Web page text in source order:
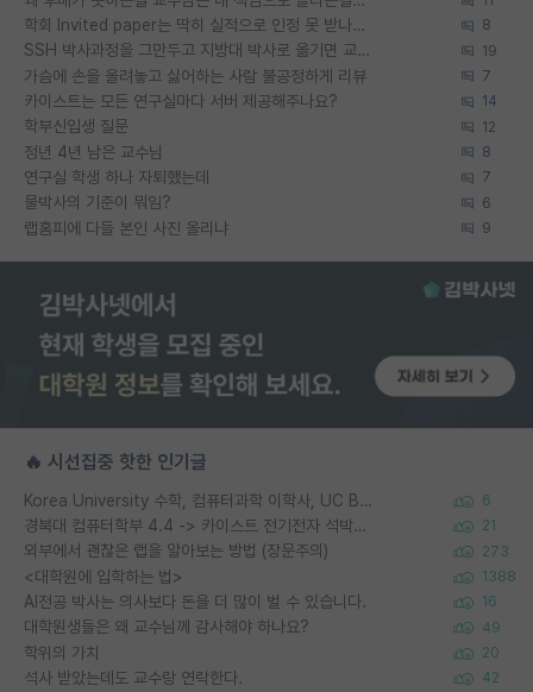
학회 Invited paper는 딱히 실적으로 인정 못 받나요? 8
SSH 박사과정을 그만두고 지방대 박사로 옮기면 교수의 꿈은 끝일까요? 19
가슴에 손을 올려놓고 싫어하는 사람 불공정하게 리뷰 7
카이스트는 모든 연구실마다 서버 제공해주나요? 14
학부신입생 질문 12
정년 4년 남은 교수님 8
연구실 학생 하나 자퇴했는데 7
물박사의 기준이 뭐임? 6
랩홈피에 다들 본인 사진 올리냐 9
🔥 시선집중 핫한 인기글
Korea University 수학, 컴퓨터과학 이학사, UC Berkeley 산업공학 대학원 공학박사가 되는 것은 쉽지 않겠죠? 6
경북대 컴퓨터학부 4.4 -> 카이스트 전기전자 석박사통합과정 합격 21
외부에서 괜찮은 랩을 알아보는 방법 (장문주의) 273
<대학원에 입학하는 법> 1388
AI전공 박사는 의사보다 돈을 더 많이 벌 수 있습니다. 16
대학원생들은 왜 교수님께 감사해야 하나요? 49
학위의 가치 20
석사 받았는데도 교수랑 연락한다. 42